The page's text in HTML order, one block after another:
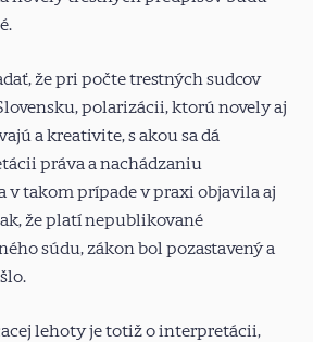
že pri počte trestných sudcov
polarizácii, ktorú novely aj
a kreativite, s akou sa dá
práva a nachádzaniu
v takom prípade v praxi objavila aj
že platí nepublikované
súdu, zákon bol pozastavený a
lehoty je totiž o interpretácii,